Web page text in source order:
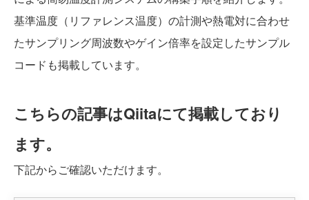
基準温度（リファレンス温度）の計測や熱電対に合わせ
たサンプリング周波数やゲイン倍率を設定したサンプル
コードも掲載しています。
こちらの記事はQiitaにて掲載しており
ます。
下記からご確認いただけます。